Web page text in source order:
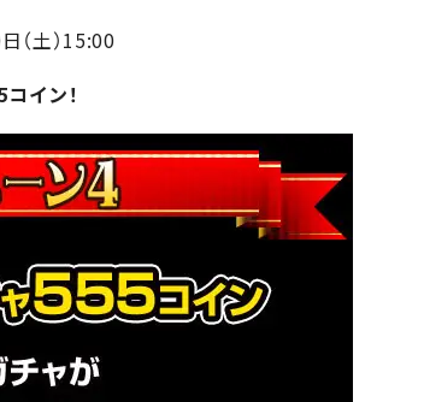
（土）15:00
イン！